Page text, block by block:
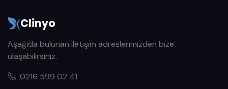
Clinyo
Aşağıda bulunan iletişim adreslerimizden bize
ulaşabilirsiniz.
0216 599 02 41